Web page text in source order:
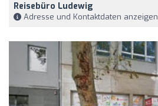
Reisebüro Ludewig
Adresse und Kontaktdaten anzeigen